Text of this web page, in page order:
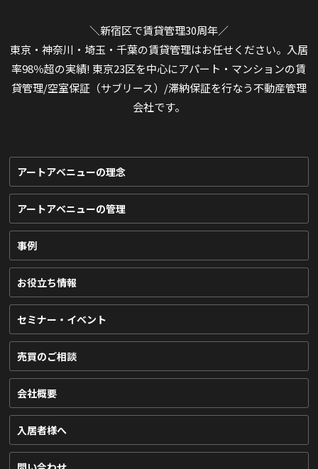
＼新宿区で賃貸管理30周年／
東京・神奈川・埼玉・千葉の賃貸管理はお任せください。入居
率98％超の実績! 東京23区を中心にアパート・マンションの賃
貸管理/空室保証（サブリース）/滞納保証を行なう不動産管理
会社です。
アートアベニューの理念
アートアベニューの管理
事例
お役立ち情報
セミナー・イベント
売買のご相談
会社概要
入居者様へ